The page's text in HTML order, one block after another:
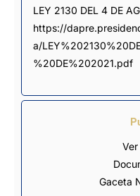
LEY 2130 DEL 4 DE
https://
a/
%20DE%202021.pdf
Gaceta